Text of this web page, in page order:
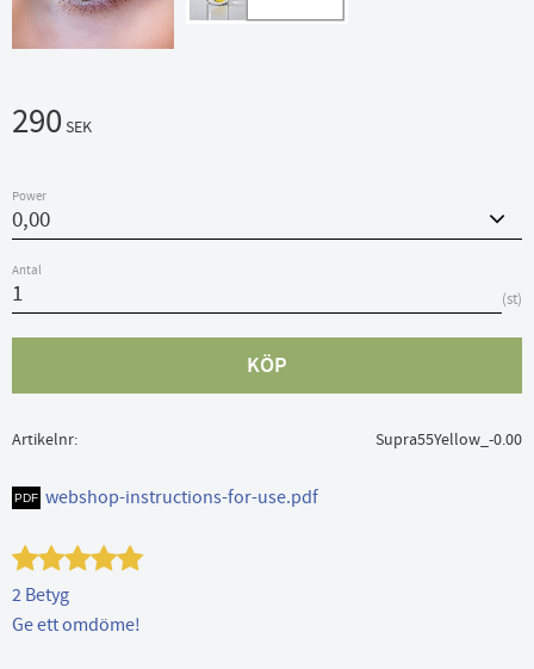
290SEK
Power
Antal
st
KÖP
Artikelnr Supra55Yellow_-0.00
webshop-instructions-for-use.pdf
2 Betyg
Ge ett omdöme!